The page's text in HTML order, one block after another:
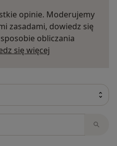
opinie. Moderujemy
zasadami, dowiedz się
obliczania
się więcej